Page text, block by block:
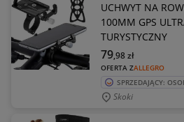
UCHWYT NA
100MM GPS
TURYSTYCZNY
OFERTA ZALLEGRO
79,98zł
SPRZEDAJĄCY:
Skoki